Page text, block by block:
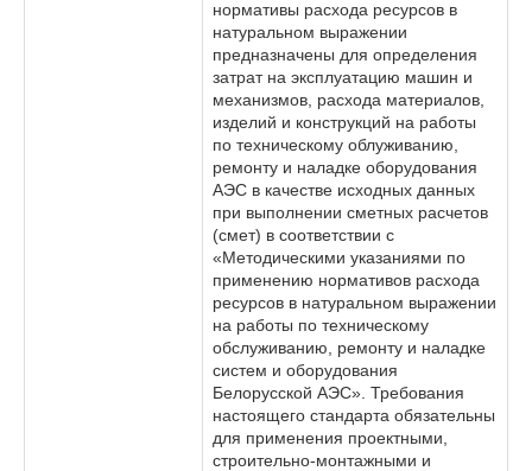
нормативы расхода ресурсов в
натуральном выражении
предназначены для определения
затрат на эксплуатацию машин и
механизмов, расхода материалов,
изделий и конструкций на работы
по техническому облуживанию,
ремонту и наладке оборудования
АЭС в качестве исходных данных
при выполнении сметных расчетов
(смет) в соответствии с
«Методическими указаниями по
применению нормативов расхода
ресурсов в натуральном выражении
на работы по техническому
обслуживанию, ремонту и наладке
систем и оборудования
Белорусской АЭС». Требования
настоящего стандарта обязательны
для применения проектными,
строительно-монтажными и